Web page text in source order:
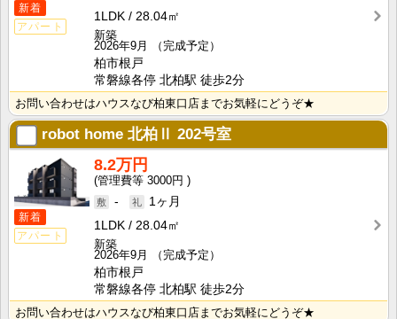
新着
アパート
1LDK
28.04㎡
新築
2026年9月
（完成予定）
柏市根戸
常磐線各停 北柏駅 徒歩2分
お問い合わせはハウスなび柏東口店までお気軽にどうぞ★
robot home 北柏Ⅱ 202号室
新着
アパート
8.2万円
3000円
-
1ヶ月
1LDK
28.04㎡
新築
2026年9月
（完成予定）
柏市根戸
常磐線各停 北柏駅 徒歩2分
お問い合わせはハウスなび柏東口店までお気軽にどうぞ★